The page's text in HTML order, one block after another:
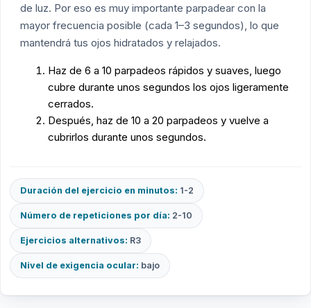
de luz. Por eso es muy importante parpadear con la
mayor frecuencia posible (cada 1–3 segundos), lo que
mantendrá tus ojos hidratados y relajados.
Haz de 6 a 10 parpadeos rápidos y suaves, luego
cubre durante unos segundos los ojos ligeramente
cerrados.
Después, haz de 10 a 20 parpadeos y vuelve a
cubrirlos durante unos segundos.
Duración del ejercicio en minutos: 1-2
Número de repeticiones por día: 2-10
Ejercicios alternativos: R3
Nivel de exigencia ocular: bajo